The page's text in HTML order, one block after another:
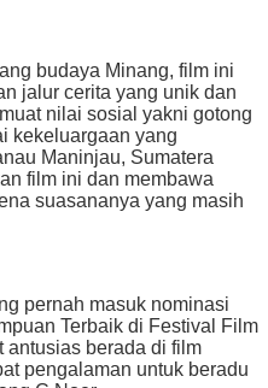
budaya Minang, film ini
jalur cerita yang unik dan
nilai sosial yakni gotong
kekeluargaan yang
Maninjau, Sumatera
film ini dan membawa
suasananya yang masih
pernah masuk nominasi
Terbaik di Festival Film
antusias berada di film
pengalaman untuk beradu